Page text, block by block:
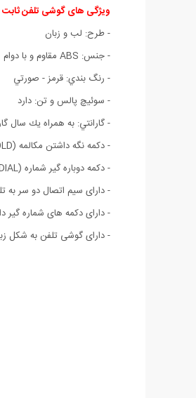
ویژگی های گوشی تلفن
- طرح: لب و زبان
- جنس: ABS مقاوم و با دوام
- رنگ بندي: قرمز - صورتي
- سوئیچ پالس و تن: دارد
- گارانتي: به همراه يك سال گارانتي معتبر
- دکمه نگه داشتن مکالمه (HOLD): دارد
- دکمه دوباره گیر شماره (REDIAL): دارد
- دارای سیم اتصال دو سر به
- دارای دکمه های شماره
- دارای گوشی تلفن به شکل